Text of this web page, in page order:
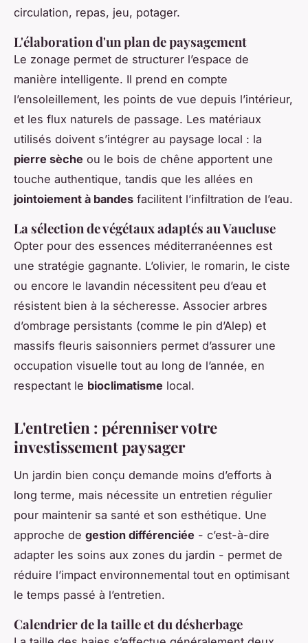
circulation, repas, jeu, potager.
L'élaboration d'un plan de paysagement
Le zonage permet de structurer l’espace de
manière intelligente. Il prend en compte
l’ensoleillement, les points de vue depuis l’intérieur,
et les flux naturels de passage. Les matériaux
utilisés doivent s’intégrer au paysage local : la
pierre sèche ou le bois de chêne apportent une
touche authentique, tandis que les allées en
jointoiement à bandes facilitent l’infiltration de l’eau.
La sélection de végétaux adaptés au Vaucluse
Opter pour des essences méditerranéennes est
une stratégie gagnante. L’olivier, le romarin, le ciste
ou encore le lavandin nécessitent peu d’eau et
résistent bien à la sécheresse. Associer arbres
d’ombrage persistants (comme le pin d’Alep) et
massifs fleuris saisonniers permet d’assurer une
occupation visuelle tout au long de l’année, en
respectant le bioclimatisme local.
L'entretien : pérenniser votre
investissement paysager
Un jardin bien conçu demande moins d’efforts à
long terme, mais nécessite un entretien régulier
pour maintenir sa santé et son esthétique. Une
approche de gestion différenciée - c’est-à-dire
adapter les soins aux zones du jardin - permet de
réduire l’impact environnemental tout en optimisant
le temps passé à l’entretien.
Calendrier de la taille et du désherbage